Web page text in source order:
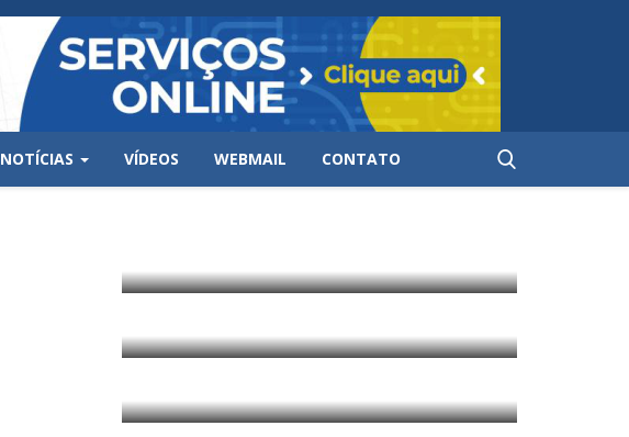
NOTÍCIAS VÍDEOS WEBMAIL CONTATO